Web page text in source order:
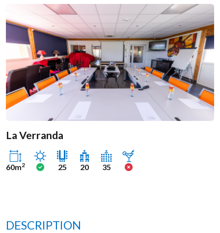
La Verranda
60m2
Ensoleillé
Oui
25
20 35
Non
DESCRIPTION